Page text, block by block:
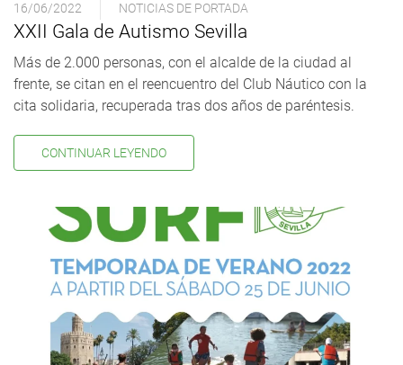
16/06/2022 NOTICIAS DE PORTADA
XXII Gala de Autismo Sevilla
Más de 2.000 personas, con el alcalde de la ciudad al
frente, se citan en el reencuentro del Club Náutico con la
cita solidaria, recuperada tras dos años de paréntesis.
CONTINUAR LEYENDO